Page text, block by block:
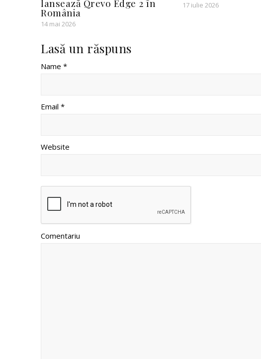
lansează Qrevo Edge 2 în
România
14 mai 2026
17 iulie 2026
Lasă un răspuns
Name *
Email *
Website
Comentariu